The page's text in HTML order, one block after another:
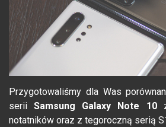
Przygotowaliśmy dla Was
seriiSamsung Galaxy Note 10z
notatników oraz z tegoroczną serią